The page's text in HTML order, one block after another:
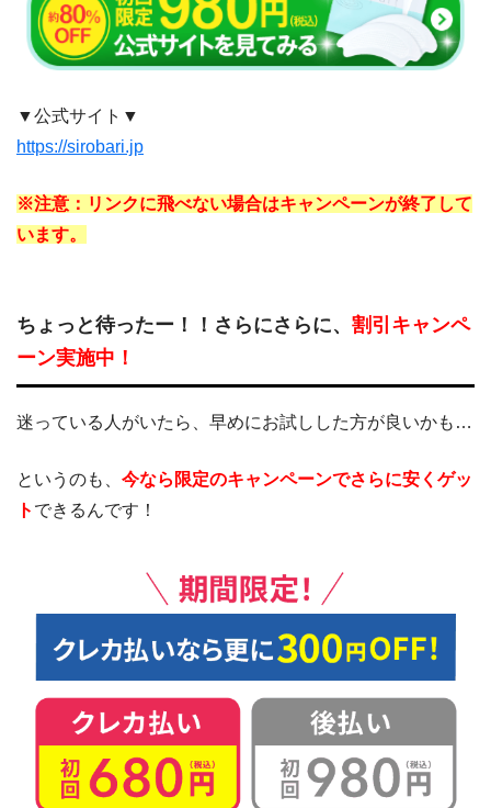
▼公式サイト▼
https://sirobari.jp
※注意：リンクに飛べない場合はキャンペーンが終了して
います。
ちょっと待ったー！！さらにさらに、 割引キャンペ
ーン実施中！
迷っている人がいたら、早めにお試しした方が良いかも…
というのも、 今なら限定のキャンペーンでさらに安くゲッ
ト できるんです！